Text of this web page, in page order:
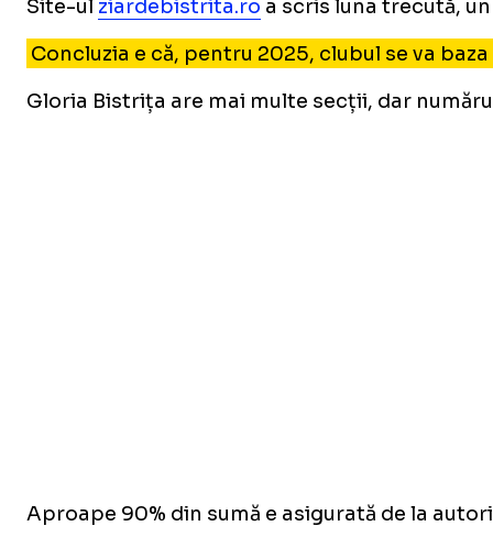
Site-ul ziardebistrita.ro a scris luna trecută,
Concluzia e că, pentru 2025, clubul se va
Gloria Bistrița are mai multe secții, dar
Aproape 90% din sumă e asigurată de la